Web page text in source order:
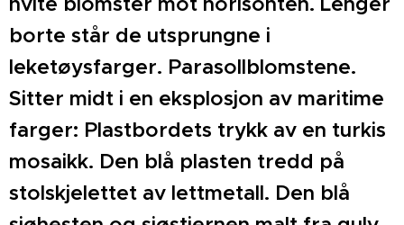
borte står de utsprungne i
leketøysfarger. Parasollblomstene.
Sitter midt i en eksplosjon av maritime
farger: Plastbordets trykk av en turkis
mosaikk. Den blå plasten tredd på
stolskjelettet av lettmetall. Den blå